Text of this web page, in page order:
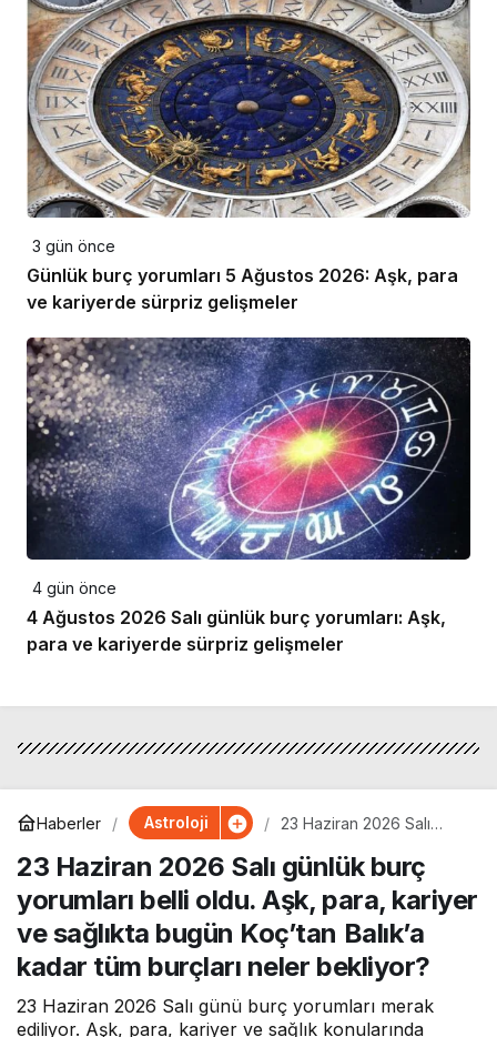
3 gün önce
Günlük burç yorumları 5 Ağustos 2026: Aşk, para
ve kariyerde sürpriz gelişmeler
4 gün önce
4 Ağustos 2026 Salı günlük burç yorumları: Aşk,
para ve kariyerde sürpriz gelişmeler
Haberler Astroloji
23 Haziran 2026 Salı
belli oldu. Aşk, para,
kariyer ve sağlıkta bugün
Koç’tan Balık’a kadar tüm
burçları neler bekliyor?
23 Haziran 2026 Salı günlük burç
yorumları belli oldu. Aşk, para, kariyer
ve sağlıkta bugün Koç’tan Balık’a
kadar tüm burçları neler bekliyor?
23 Haziran 2026 Salı günü burç yorumları merak
ediliyor. Aşk, para, kariyer ve sağlık konularında